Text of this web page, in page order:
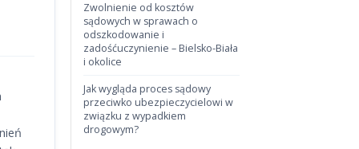
Zwolnienie od kosztów
sądowych w sprawach o
odszkodowanie i
zadośćuczynienie – Bielsko-Biała
i okolice
Jak wygląda proces sądowy
przeciwko ubezpieczycielowi w
związku z wypadkiem
drogowym?